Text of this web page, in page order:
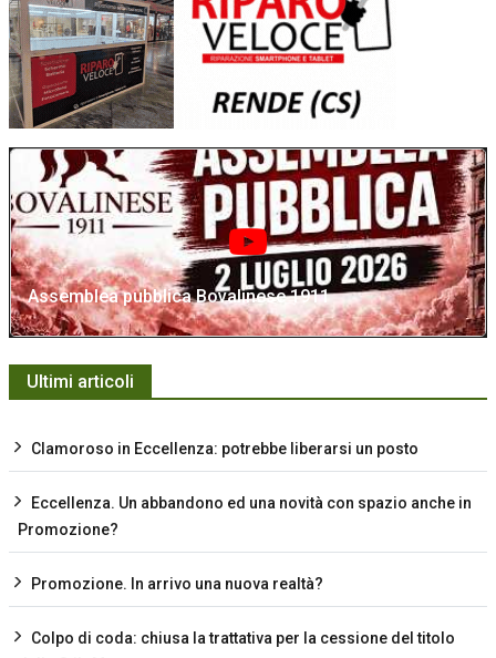
Assemblea pubblica Bovalinese 1911
Ultimi articoli
Clamoroso in Eccellenza: potrebbe liberarsi un posto
Eccellenza. Un abbandono ed una novità con spazio anche in
Promozione?
Promozione. In arrivo una nuova realtà?
Colpo di coda: chiusa la trattativa per la cessione del titolo